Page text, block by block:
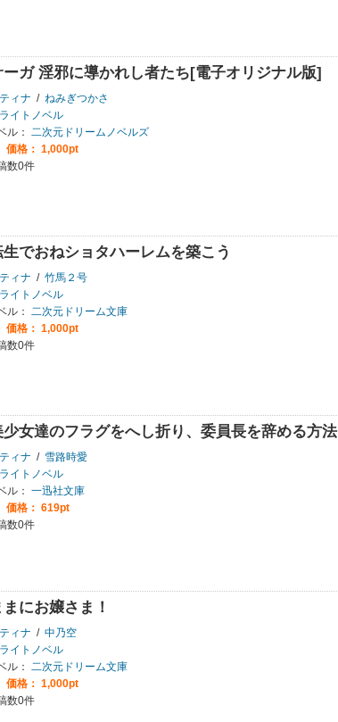
ーガ 淫邪に導かれし者たち[電子オリジナル版]
ィナ / ねみぎつかさ
ライトノベル
ル： 二次元ドリームノベルズ
価格： 1,000pt
数0件
でおねショタハーレムを築こう
ィナ / 竹馬２号
ライトノベル
ル：
二次元ドリーム文庫
価格： 1,000pt
数0件
女達のフラグをへし折り、委員長を辞める方法
ィナ / 雪路時愛
ライトノベル
ル： 一迅社文庫
価格： 619pt
数0件
にお嬢さま！
ィナ / 中乃空
ライトノベル
ル：
二次元ドリーム文庫
価格： 1,000pt
数0件